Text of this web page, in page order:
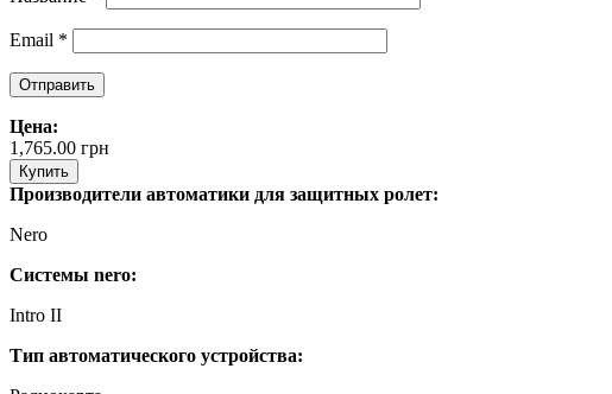
Email *
Цена:
1,765.00 грн
Купить
Производители автоматики для защитных ролет:
Nero
Системы nero:
Intro II
Тип автоматического устройства: